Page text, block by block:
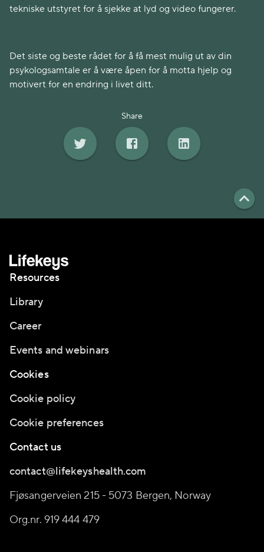
tekniske utstyret for å sjekke at lyd og video fungerer.
Det siste og beste rådet for å få mest mulig ut av din
psykologsamtale er å være åpen for å motta hjelp og
motivert for en endring i livet ditt.
Share
Resources
Library
Career
Events and webinars
Cookies
Cookie policy
Cookie preferences
Contact us
contact@lifekeyshealth.com
Fjøsangerveien 215 - 5073 Bergen, Norway
Org.nr. 919 444 479